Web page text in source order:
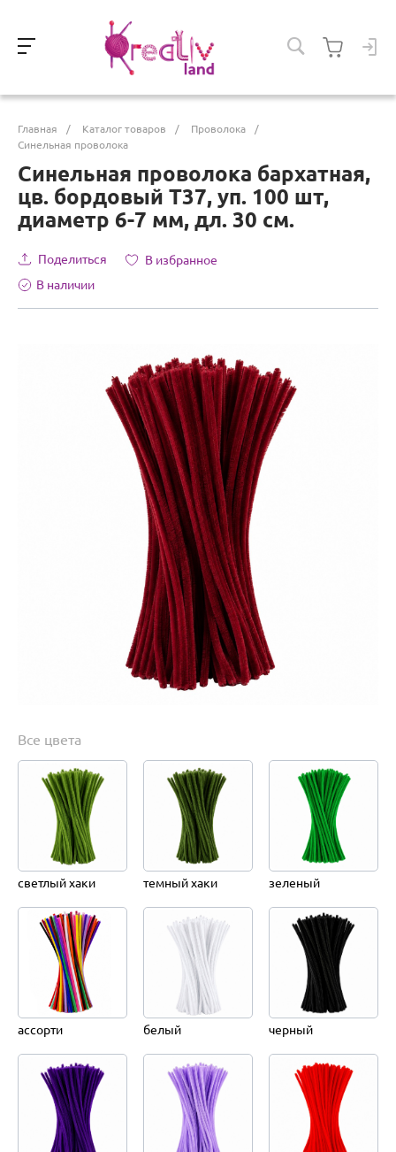
Главная / Каталог товаров / Проволока
/
Синельная проволока
Синельная проволока бархатная,
цв. бордовый Т37, уп. 100 шт,
диаметр 6-7 мм, дл. 30 см.
Поделиться
В избранное
В наличии
Все цвета
светлый хаки темный хаки зеленый
ассорти белый черный